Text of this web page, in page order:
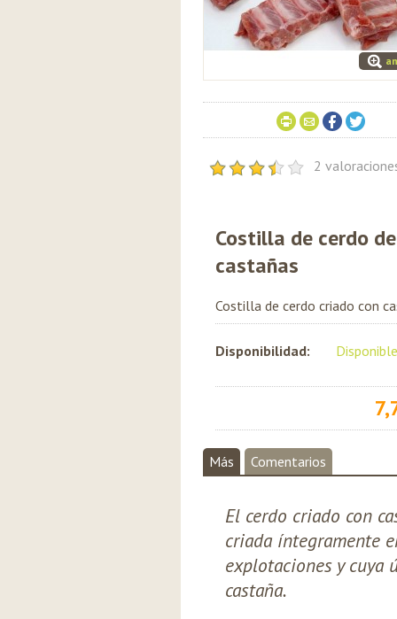
2
Costilla de cerdo de
castañas
Costilla de cerdo criado con
Disponibilidad: Disponible
Más Comentarios
El cerdo criado con
criada íntegramente
explotaciones y cuya
castaña.